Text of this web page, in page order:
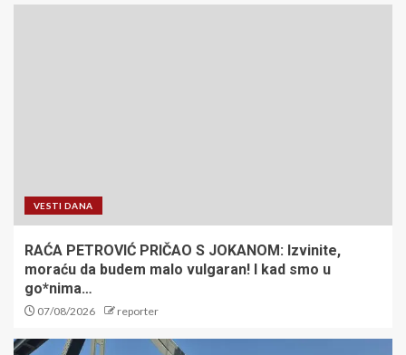
VESTI DANA
RAĆA PETROVIĆ PRIČAO S JOKANOM: Izvinite,
moraću da budem malo vulgaran! I kad smo u
go*nima…
07/08/2026 reporter